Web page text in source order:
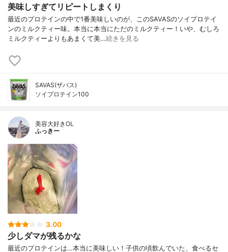
美味しすぎてリピートしまくり
最近のプロテインの中で1番美味しいのが、このSAVASのソイプロテイ
ンのミルクティー味。本当に本当にただのミルクティー！いや、むしろ
ミルクティーよりもあまくて美…続きを見る
SAVAS(ザバス)
ソイプロテイン100
美容大好きOL
ふっきー
3.00
少しダマが残るかな
最近のプロテインは…本当に美味しい！子供の頃飲んでいた、食べるセ